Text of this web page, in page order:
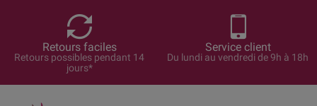
Retours faciles
Retours possibles pendant 14
jours*
Service client
Du lundi au vendredi de 9h à 18h